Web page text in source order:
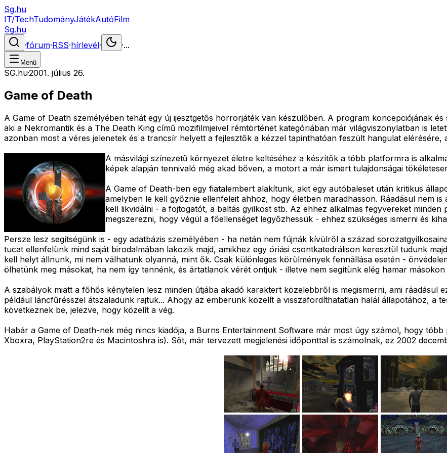
Sg.hu
IT/TechTudományJátékAutóFilm
Sg.hu
·fórum·RSS·hírlevél· ·...
Menü
SG.hu·2001. július 26.
Game of Death
A Game of Death személyében tehát egy új ijesztgetős horrorjáték van készülőben. A program koncepciójának
aki a Nekromantik és a The Death King című mozifilmjeivel rémtörténet kategóriában már világviszonylatban is
azonban most a véres jelenetek és a trancsír helyett a fejlesztők a kézzel tapinthatóan feszült hangulat
A másvilági színezetű környezet életre keltéséhez a készítők a több platformra is
képek alapján tennivaló még akad bőven, a motort a már ismert tulajdonságai
A Game of Death-ben egy fiatalembert alakítunk, akit egy autóbaleset után kritikus
amelyben le kell győznie ellenfeleit ahhoz, hogy életben maradhasson. Ráadásul nem
kell likvidálni - a fojtogatót, a baltás gyilkost stb. Az ehhez alkalmas fegyvereket
megszerezni, hogy végül a főellenséget legyőzhessük - ehhez szükséges ismerni és
Persze lesz segítségünk is - egy adatbázis személyében - ha netán nem fújnák kívülről a század
tucat ellenfelünk mind saját birodalmában lakozik majd, amikhez egy óriási csontkatedrálison keresztül tudunk
kell helyt állnunk, mi nem válhatunk olyanná, mint ők. Csak különleges körülmények fennállása esetén -
ölhetünk meg másokat, ha nem így tennénk, és ártatlanok vérét ontjuk - illetve nem segítünk elég hamar
A szabályok miatt a főhős kénytelen lesz minden útjába akadó karaktert közelebbről is megismerni, ami ráadásul
például láncfűrésszel átszaladunk rajtuk... Ahogy az emberünk közelít a visszafordíthatatlan halál állapotához, a
következnek be, jelezve, hogy közelít a vég.
Habár a Game of Death-nek még nincs kiadója, a Burns Entertainment Software már most úgy számol, hogy
Xboxra, PlayStation2re és Macintoshra is). Sőt, már tervezett megjelenési időponttal is számolnak, ez 2002